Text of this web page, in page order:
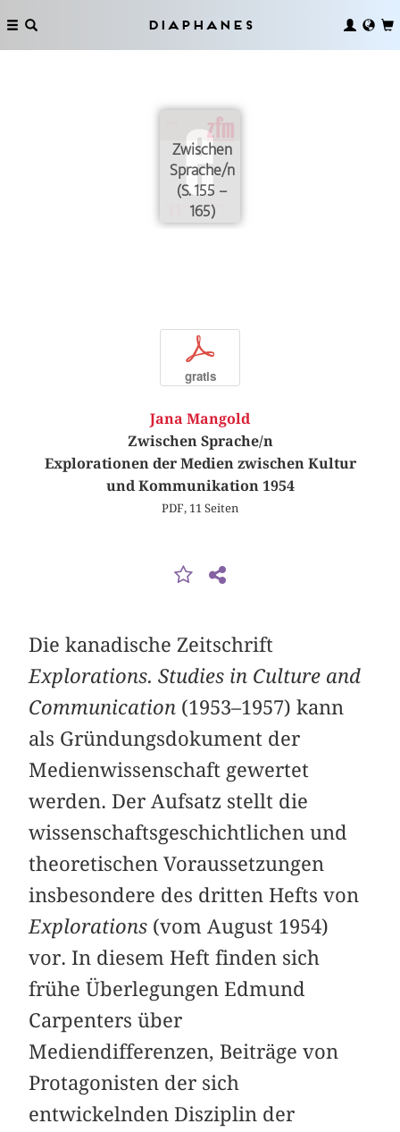
Diaphanes
Zwischen
Sprache/n
(S. 155 –
165)
p
gratis
Jana Mangold
Zwischen Sprache/n
Explorationen der Medien zwischen Kultur
und Kommunikation 1954
PDF, 11 Seiten
Die kanadische Zeitschrift
Explorations. Studies in Culture and
Communication (1953–1957) kann
als Gründungsdokument der
Medienwissenschaft gewertet
werden. Der Aufsatz stellt die
wissenschaftsgeschichtlichen und
theoretischen Voraussetzungen
insbesondere des dritten Hefts von
Explorations (vom August 1954)
vor. In diesem Heft finden sich
frühe Überlegungen Edmund
Carpenters über
Mediendifferenzen, Beiträge von
Protagonisten der sich
entwickelnden Disziplin der